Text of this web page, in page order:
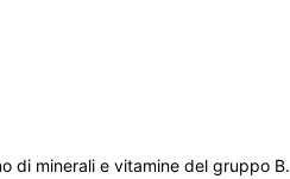
di minerali e vitamine del gruppo B.